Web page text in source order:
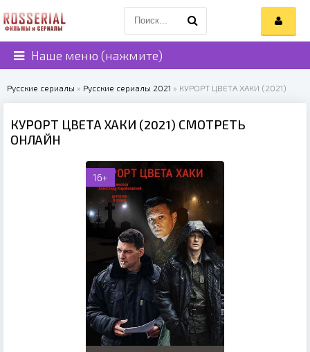
Наше меню (нажмите)
Русские сериалы » Русские сериалы 2021 » КУРОРТ ЦВЕТА ХАКИ (2021)
КУРОРТ ЦВЕТА ХАКИ (2021) СМОТРЕТЬ
ОНЛАЙН
16+